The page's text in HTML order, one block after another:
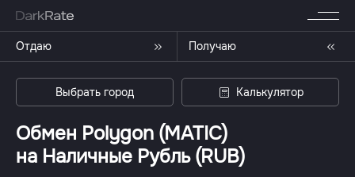
Отдаю Получаю
Выбрать город Калькулятор
Обмен Polygon (MATIC)
на Наличные Рубль (RUB)